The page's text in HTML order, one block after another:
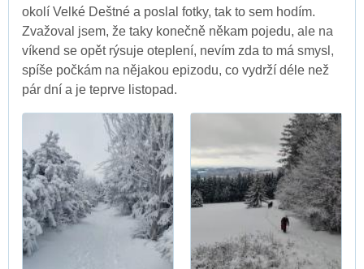
okolí Velké Deštné a poslal fotky, tak to sem hodím.
Zvažoval jsem, že taky konečně někam pojedu, ale na
víkend se opět rýsuje oteplení, nevím zda to má smysl,
spíše počkám na nějakou epizodu, co vydrží déle než
pár dní a je teprve listopad.